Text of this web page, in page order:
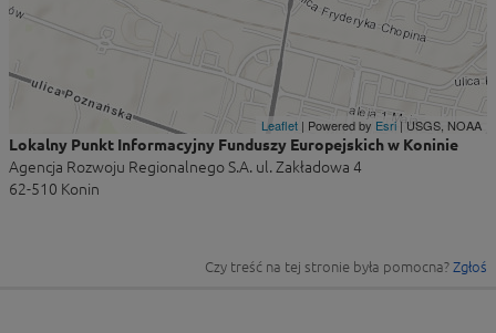
Leaflet | Powered by Esri|USGS, NOAA
Lokalny Punkt Informacyjny Funduszy Europejskich w Koninie
Agencja Rozwoju Regionalnego S.A. ul. Zakładowa 4
62-510 Konin
Czy treść na tej stronie była pomocna? Zgłoś